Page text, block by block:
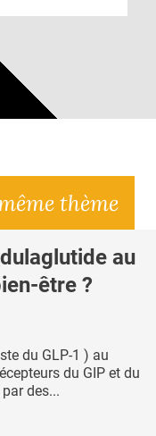
thème
au
être ?
du GLP-1 ) au
du GIP et du
des...